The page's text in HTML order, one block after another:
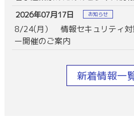
2026年07月17日 お知らせ
8/24(月） 情報セキュリティ対
ー開催のご案内
新着情報一